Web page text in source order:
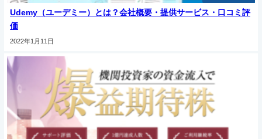
Udemy（ユーデミー）とは？会社概要・提供サービス・口コミ評
価
2022年1月11日